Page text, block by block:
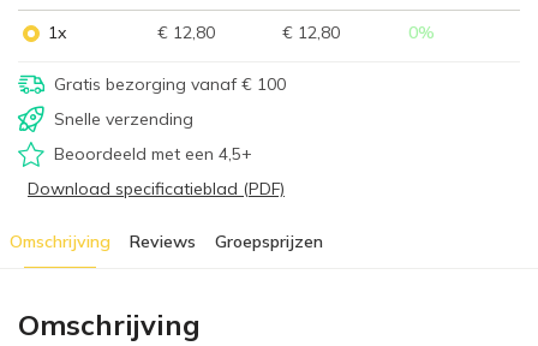
1x € 12,80 € 12,80 0%
Gratis bezorging vanaf € 100
Snelle verzending
Beoordeeld met een 4,5+
Download specificatieblad (PDF)
Omschrijving Reviews Groepsprijzen
Omschrijving